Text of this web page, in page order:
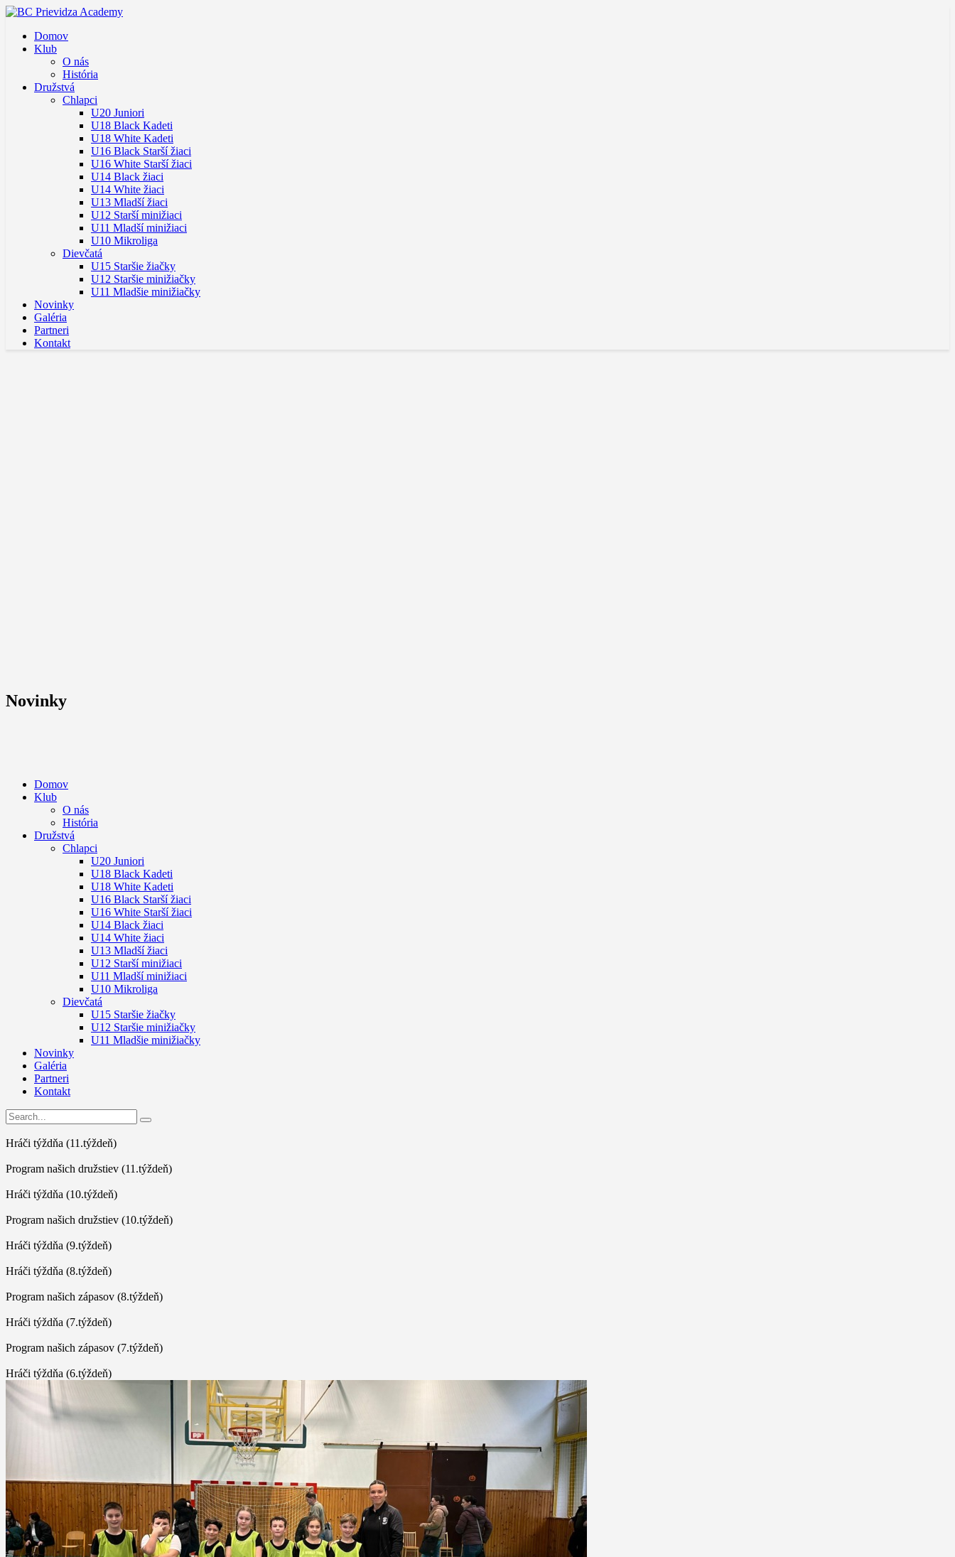
Domov
Klub
O nás
História
Družstvá
Chlapci
U20 Juniori
U18 Black Kadeti
U18 White Kadeti
U16 Black Starší žiaci
U16 White Starší žiaci
U14 Black žiaci
U14 White žiaci
U13 Mladší žiaci
U12 Starší minižiaci
U11 Mladší minižiaci
U10 Mikroliga
Dievčatá
U15 Staršie žiačky
U12 Staršie minižiačky
U11 Mladšie minižiačky
Novinky
Galéria
Partneri
Kontakt
Novinky
Domov
Klub
O nás
História
Družstvá
Chlapci
U20 Juniori
U18 Black Kadeti
U18 White Kadeti
U16 Black Starší žiaci
U16 White Starší žiaci
U14 Black žiaci
U14 White žiaci
U13 Mladší žiaci
U12 Starší minižiaci
U11 Mladší minižiaci
U10 Mikroliga
Dievčatá
U15 Staršie žiačky
U12 Staršie minižiačky
U11 Mladšie minižiačky
Novinky
Galéria
Partneri
Kontakt
Hráči týždňa (11.týždeň)
Program našich družstiev (11.týždeň)
Hráči týždňa (10.týždeň)
Program našich družstiev (10.týždeň)
Hráči týždňa (9.týždeň)
Hráči týždňa (8.týždeň)
Program našich zápasov (8.týždeň)
Hráči týždňa (7.týždeň)
Program našich zápasov (7.týždeň)
Hráči týždňa (6.týždeň)